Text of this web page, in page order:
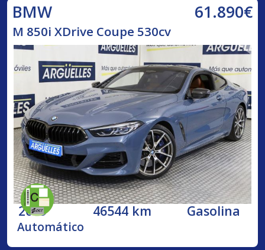
BMW 61.890€
M 850i XDrive Coupe 530cv
2019 46544 km Gasolina
Automático